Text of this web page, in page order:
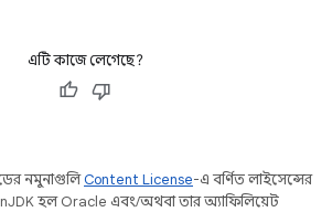
এটি কাজে লেগেছে?
নমুনাগুলিContent License-এ বর্ণিত লাইসেন্সের
হল Oracle এবং/অথবা তার অ্যাফিলিয়েট